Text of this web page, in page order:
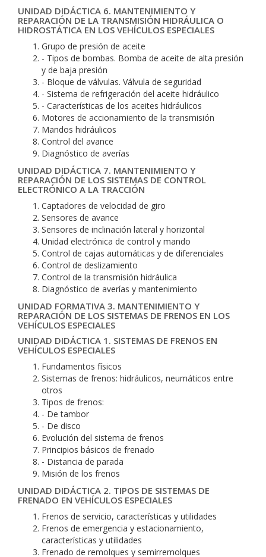
UNIDAD DIDÁCTICA 6. MANTENIMIENTO Y
REPARACIÓN DE LA TRANSMISIÓN HIDRÁULICA O
HIDROSTÁTICA EN LOS VEHÍCULOS ESPECIALES
Grupo de presión de aceite
- Tipos de bombas. Bomba de aceite de alta presión
y de baja presión
- Bloque de válvulas. Válvula de seguridad
- Sistema de refrigeración del aceite hidráulico
- Características de los aceites hidráulicos
Motores de accionamiento de la transmisión
Mandos hidráulicos
Control del avance
Diagnóstico de averías
UNIDAD DIDÁCTICA 7. MANTENIMIENTO Y
REPARACIÓN DE LOS SISTEMAS DE CONTROL
ELECTRÓNICO A LA TRACCIÓN
Captadores de velocidad de giro
Sensores de avance
Sensores de inclinación lateral y horizontal
Unidad electrónica de control y mando
Control de cajas automáticas y de diferenciales
Control de deslizamiento
Control de la transmisión hidráulica
Diagnóstico de averías y mantenimiento
UNIDAD FORMATIVA 3. MANTENIMIENTO Y
REPARACIÓN DE LOS SISTEMAS DE FRENOS EN LOS
VEHÍCULOS ESPECIALES
UNIDAD DIDÁCTICA 1. SISTEMAS DE FRENOS EN
VEHÍCULOS ESPECIALES
Fundamentos físicos
Sistemas de frenos: hidráulicos, neumáticos entre
otros
Tipos de frenos:
- De tambor
- De disco
Evolución del sistema de frenos
Principios básicos de frenado
- Distancia de parada
Misión de los frenos
UNIDAD DIDÁCTICA 2. TIPOS DE SISTEMAS DE
FRENADO EN VEHÍCULOS ESPECIALES
Frenos de servicio, características y utilidades
Frenos de emergencia y estacionamiento,
características y utilidades
Frenado de remolques y semirremolques